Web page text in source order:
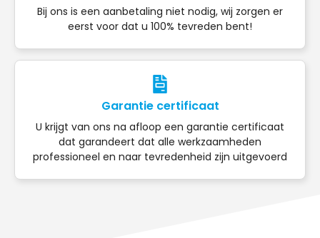
Bij ons is een aanbetaling niet nodig, wij zorgen er
eerst voor dat u 100% tevreden bent!
Garantie certificaat
U krijgt van ons na afloop een garantie certificaat
dat garandeert dat alle werkzaamheden
professioneel en naar tevredenheid zijn uitgevoerd